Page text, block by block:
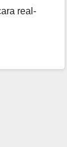
real-